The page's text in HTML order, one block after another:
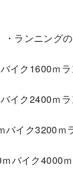
ランニング
イク1600ｍ
イク2400ｍ
イク3200ｍ
イク4000ｍ